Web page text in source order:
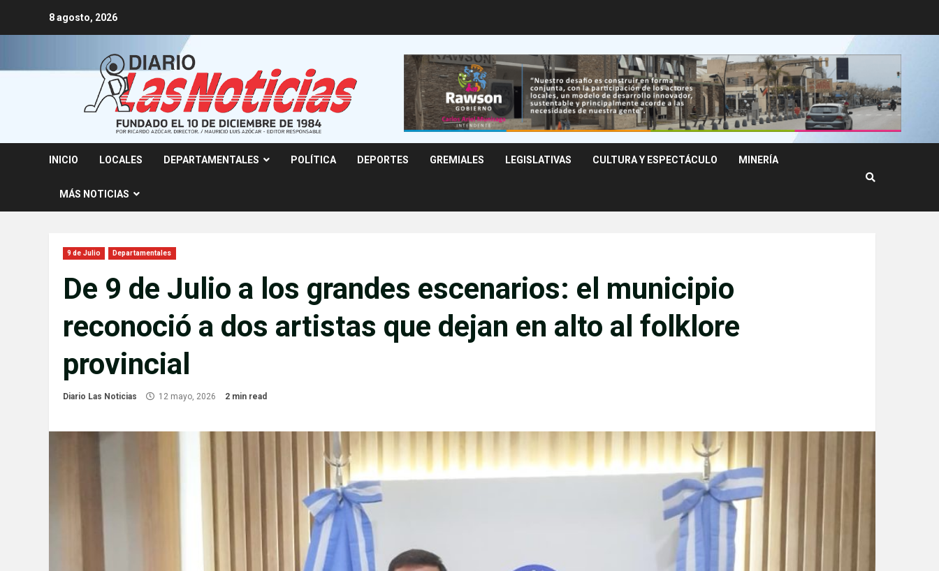
8 agosto, 2026
INICIO LOCALES DEPARTAMENTALES POLÍTICA DEPORTES GREMIALES LEGISLATIVAS CULTURA Y ESPECTÁCULO MINERÍA
MÁS NOTICIAS
9 de Julio Departamentales
De 9 de Julio a los grandes escenarios: el municipio
reconoció a dos artistas que dejan en alto al folklore
provincial
Diario Las Noticias 12 mayo, 2026 2 min read